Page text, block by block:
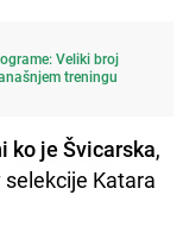
Veliki broj
treningu
ko je Švicarska,
Katara